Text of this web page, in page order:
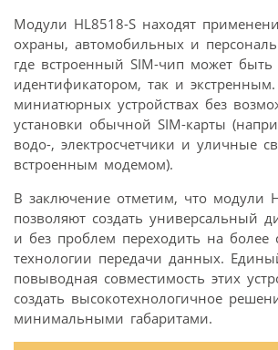
Модули HL8518-S находят
охраны, автомобильных и
где встроенный SIM-чип может
идентификатором, так и
миниатюрных устройствах без
установки обычной SIM-карты
водо-, электросчетчики и уличные
встроенным модемом).
В заключение отметим, что модули
позволяют создать универсальный
и без проблем переходить на более
технологии передачи данных.
повыводная совместимость этих
создать высокотехнологичное
минимальными габаритами.